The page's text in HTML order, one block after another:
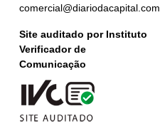
comercial@diariodacapital.com
Site auditado por Instituto
Verificador de
Comunicação